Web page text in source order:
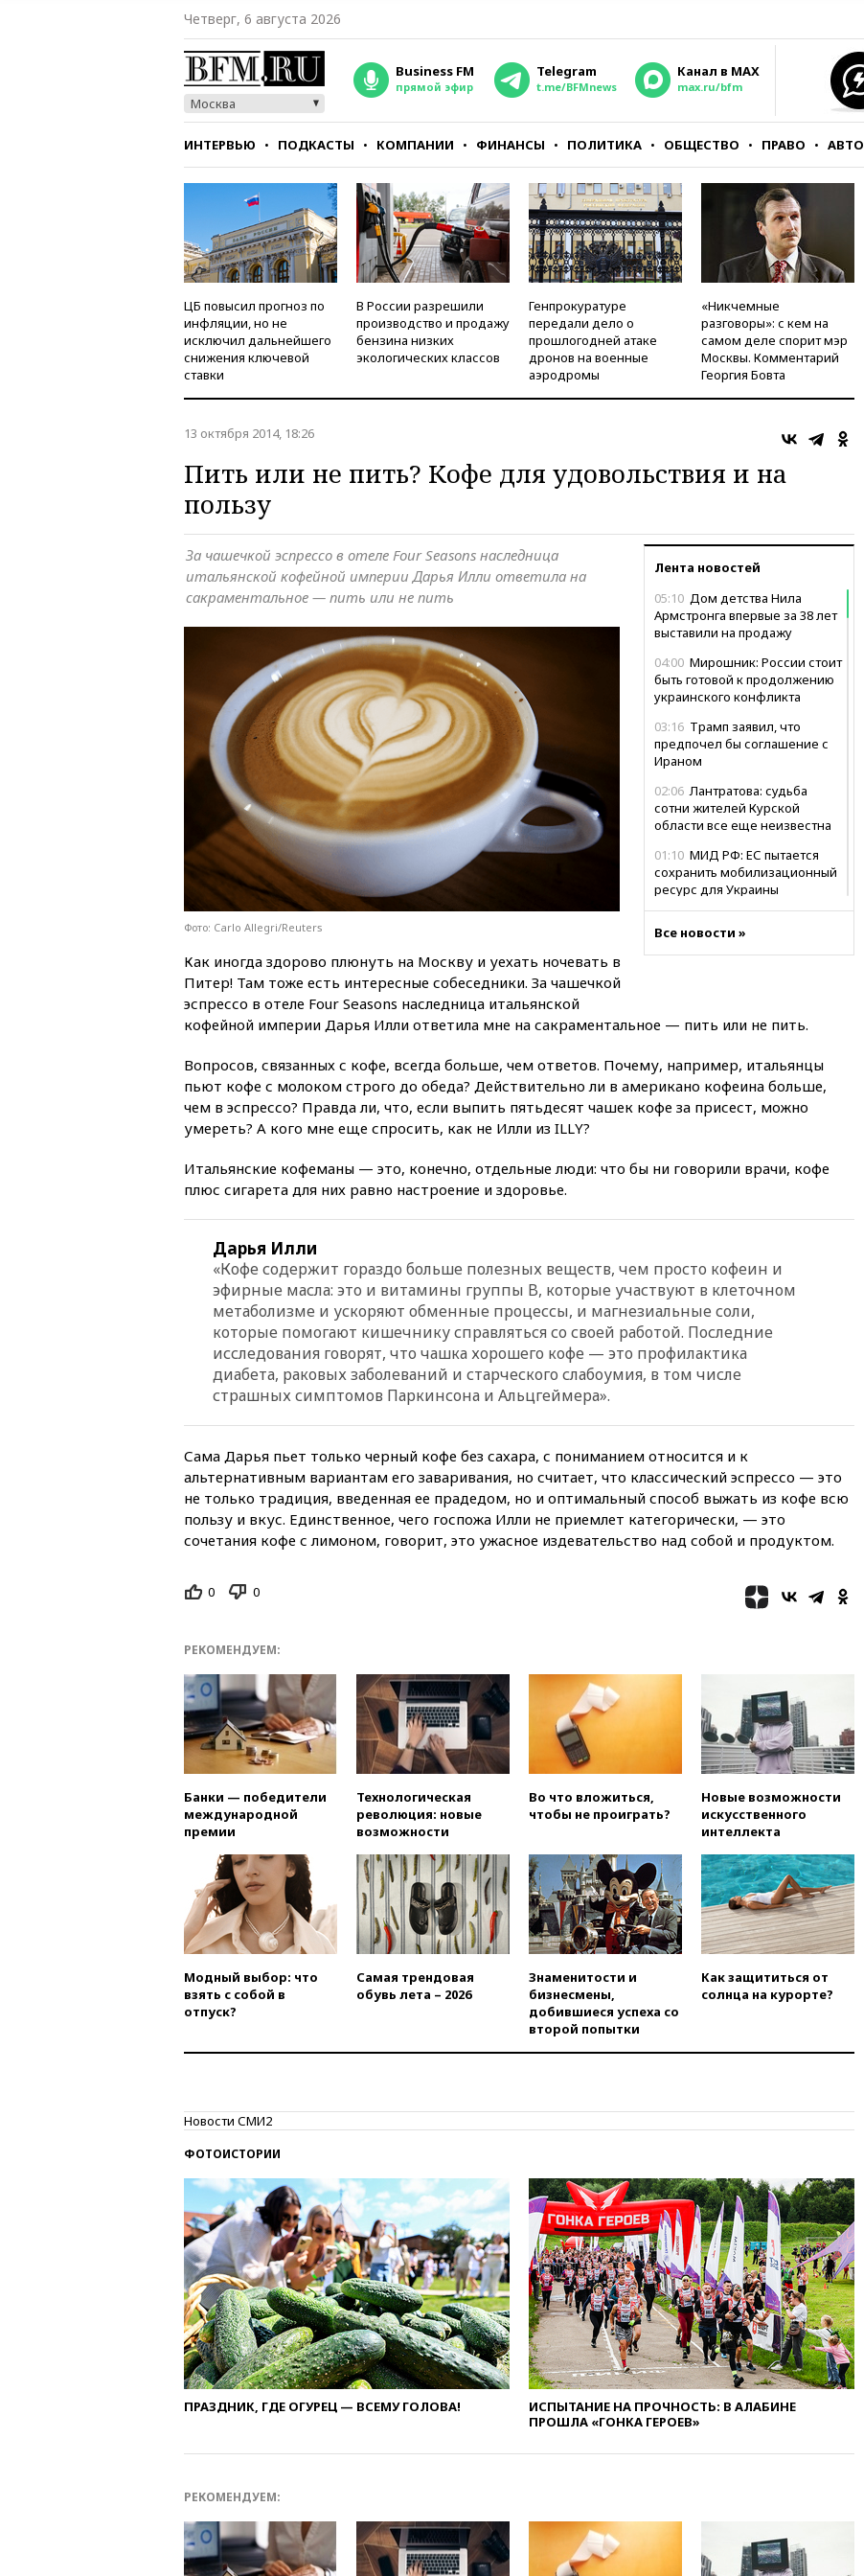
Четверг, 6 августа 2026
Москва
Business FM
прямой эфир
Telegram
t.me/BFMnews
Канал в MAX
max.ru/bfm
ИНТЕРВЬЮ ПОДКАСТЫ КОМПАНИИ ФИНАНСЫ ПОЛИТИКА ОБЩЕСТВО ПРАВО АВТО
СТИЛЬ ТЕСТЫ
ЦБ повысил прогноз по
инфляции, но не
исключил дальнейшего
снижения ключевой
ставки
В России разрешили
производство и продажу
бензина низких
экологических классов
Генпрокуратуре
передали дело о
прошлогодней атаке
дронов на военные
аэродромы
«Никчемные
разговоры»: с кем на
самом деле спорит мэр
Москвы. Комментарий
Георгия Бовта
13 октября 2014, 18:26
Пить или не пить? Кофе для удовольствия и на
пользу
Лента новостей
05:10 Дом детства Нила
Армстронга впервые за 38 лет
выставили на продажу
04:00 Мирошник: России стоит
быть готовой к продолжению
украинского конфликта
03:16 Трамп заявил, что
предпочел бы соглашение с
Ираном
02:06 Лантратова: судьба
сотни жителей Курской
области все еще неизвестна
01:10 МИД РФ: ЕС пытается
сохранить мобилизационный
ресурс для Украины
Бэтмена» показала лицо
после последней операции
разгромил «Оренбург» в
Кубке России
вчера, 23:00Пост Дмитриева в
просмотров
РФ
вчера, 22:35Семь грузовых
вагонов сошли с рельсов в
Оренбургской области
вчера, 22:22Минфин: в июле
выросли нефтегазовые
исламского банкинга
вчера, 21:43 Организаторы
«Интервидения»
подтвердили, что конкурс
пройдет в Саудовской Аравии
подготовили концепцию
развития театрального
экологических классов
вчера, 21:15 Путин обсудил с
Машковым 150-летие Союза
театральных деятелей
вчера, 20:47Newsweek:
«взрывная» диарея охватила
47 из 50 штатов США
вчера, 20:35ПВО за 12 часов
сбила 200 украинских
беспилотников
вчера, 20:20Третий комплект
золотых медалей выиграли на
ЧЕ российские синхронистки
вчера, 20:15 ТАСС: жизни
главы «Уралдронзавода»
после взрыва ничего не
вчера, 20:00Зеленский связал
уступкам
вчера, 19:45Памфилова: ЦИК
примет беспрецедентные
меры безопасности во время
выборов
вчера, 19:35Памфилова
сообщила об омоложении
партийных списков на выборах
в Госдуму
вчера, 19:25 Путин
прокомментировал первый
номер «Единой России» в
бюллетене
вчера, 19:15Путин обсудил с
вчера, 18:56
отрицает перенос основной
логистики за пределы России
Все новости »
За чашечкой эспрессо в отеле Four Seasons наследница
итальянской кофейной империи Дарья Илли ответила на
сакраментальное — пить или не пить
Фото: Carlo Allegri/Reuters
Как иногда здорово плюнуть на Москву и уехать ночевать в
Питер! Там тоже есть интересные собеседники. За чашечкой
эспрессо в отеле Four Seasons наследница итальянской
кофейной империи Дарья Илли ответила мне на сакраментальное — пить или не пить.
Вопросов, связанных с кофе, всегда больше, чем ответов. Почему, например, итальянцы
пьют кофе с молоком строго до обеда? Действительно ли в американо кофеина больше,
чем в эспрессо? Правда ли, что, если выпить пятьдесят чашек кофе за присест, можно
умереть? А кого мне еще спросить, как не Илли из ILLY?
Итальянские кофеманы — это, конечно, отдельные люди: что бы ни говорили врачи, кофе
плюс сигарета для них равно настроение и здоровье.
Дарья Илли
«Кофе содержит гораздо больше полезных веществ, чем просто кофеин и
эфирные масла: это и витамины группы B, которые участвуют в клеточном
метаболизме и ускоряют обменные процессы, и магнезиальные соли,
которые помогают кишечнику справляться со своей работой. Последние
исследования говорят, что чашка хорошего кофе — это профилактика
диабета, раковых заболеваний и старческого слабоумия, в том числе
страшных симптомов Паркинсона и Альцгеймера».
Сама Дарья пьет только черный кофе без сахара, с пониманием относится и к
альтернативным вариантам его заваривания, но считает, что классический эспрессо — это
не только традиция, введенная ее прадедом, но и оптимальный способ выжать из кофе всю
пользу и вкус. Единственное, чего госпожа Илли не приемлет категорически, — это
сочетания кофе с лимоном, говорит, это ужасное издевательство над собой и продуктом.
0 0
РЕКОМЕНДУЕМ:
Банки — победители
международной
премии
Технологическая
революция: новые
возможности
Во что вложиться,
чтобы не проиграть?
Новые возможности
искусственного
интеллекта
Модный выбор: что
взять с собой в
отпуск?
Самая трендовая
обувь лета – 2026
Знаменитости и
бизнесмены,
добившиеся успеха со
второй попытки
Как защититься от
солнца на курорте?
Новости СМИ2
ФОТОИСТОРИИ
ПРАЗДНИК, ГДЕ ОГУРЕЦ — ВСЕМУ ГОЛОВА!
ИСПЫТАНИЕ НА ПРОЧНОСТЬ: В АЛАБИНЕ
ПРОШЛА «ГОНКА ГЕРОЕВ»
РЕКОМЕНДУЕМ: